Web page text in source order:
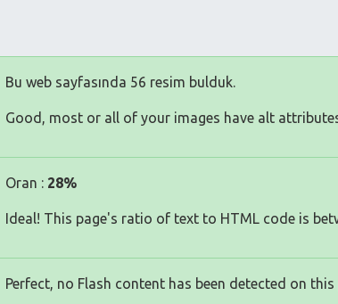
Bu web sayfasında 56 resim bulduk.
Good, most or all of your images have alt
Oran : 28%
Ideal! This page's ratio of text to HTML code is
Perfect, no Flash content has been detected on this